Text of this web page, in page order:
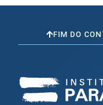
FIM DO